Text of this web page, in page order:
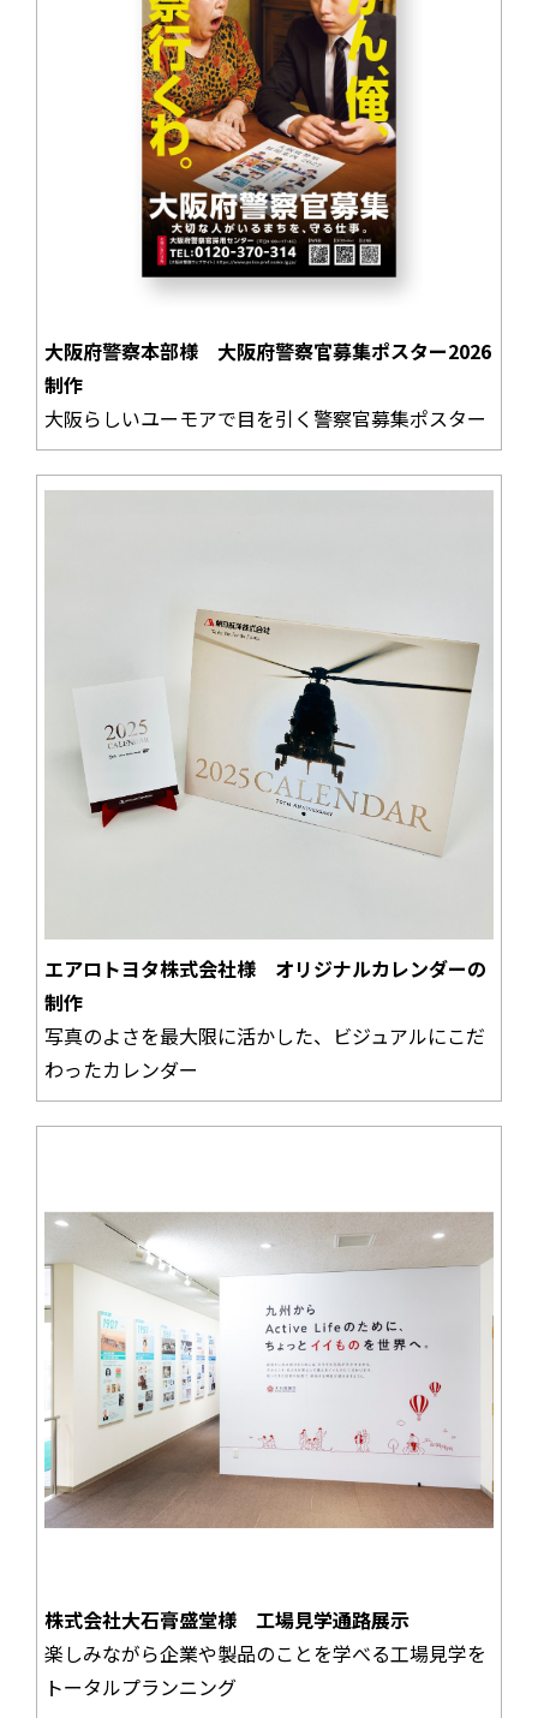
大阪府警察本部様 大阪府警察官募集ポスター2026
制作
大阪らしいユーモアで目を引く警察官募集ポスター
エアロトヨタ株式会社様 オリジナルカレンダーの
制作
写真のよさを最大限に活かした、ビジュアルにこだ
わったカレンダー
株式会社大石膏盛堂様 工場見学通路展示
楽しみながら企業や製品のことを学べる工場見学を
トータルプランニング